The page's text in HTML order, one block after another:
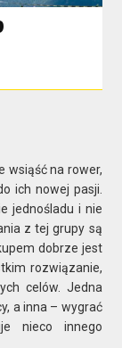
wsiąść na rower,
ich nowej pasji.
jednośladu i nie
z tej grupy są
dobrze jest
rozwiązanie,
celów. Jedna
a inna – wygrać
nieco innego